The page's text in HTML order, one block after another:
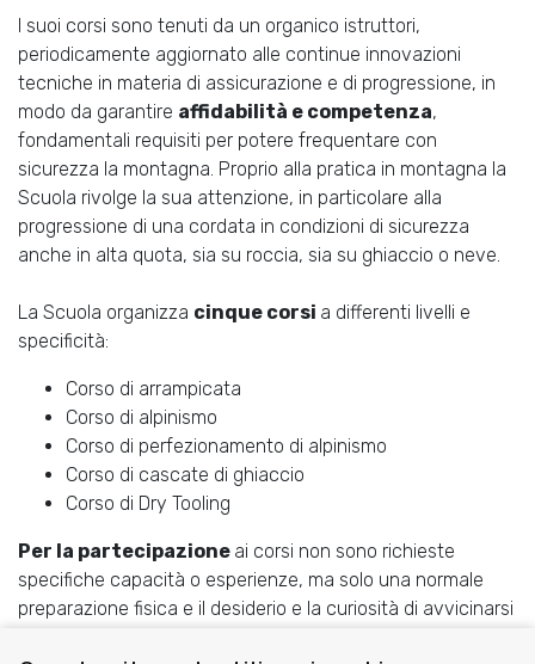
I suoi corsi sono tenuti da un organico istruttori,
periodicamente aggiornato alle continue innovazioni
tecniche in materia di assicurazione e di progressione, in
modo da garantire affidabilità e competenza,
fondamentali requisiti per potere frequentare con
sicurezza la montagna. Proprio alla pratica in montagna la
Scuola rivolge la sua attenzione, in particolare alla
progressione di una cordata in condizioni di sicurezza
anche in alta quota, sia su roccia, sia su ghiaccio o neve.
La Scuola organizza cinque corsi a differenti livelli e
specificità:
Corso di arrampicata
Corso di alpinismo
Corso di perfezionamento di alpinismo
Corso di cascate di ghiaccio
Corso di Dry Tooling
Per la partecipazione ai corsi non sono richieste
specifiche capacità o esperienze, ma solo una normale
preparazione fisica e il desiderio e la curiosità di avvicinarsi